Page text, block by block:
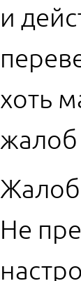
и
хоть
жалоб
Не